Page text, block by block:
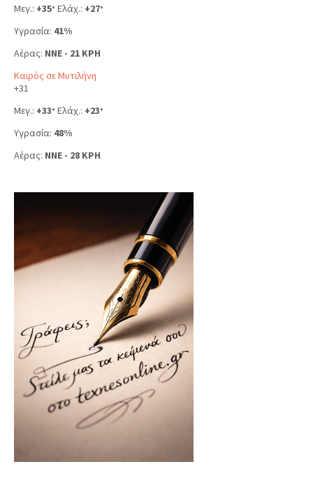
Μεγ.: +35° Ελάχ.: +27°
Υγρασία: 41%
Αέρας: NNE - 21 KPH
Καιρός σε Μυτιλήνη
+31
Μεγ.: +33° Ελάχ.: +23°
Υγρασία: 48%
Αέρας: NNE - 28 KPH